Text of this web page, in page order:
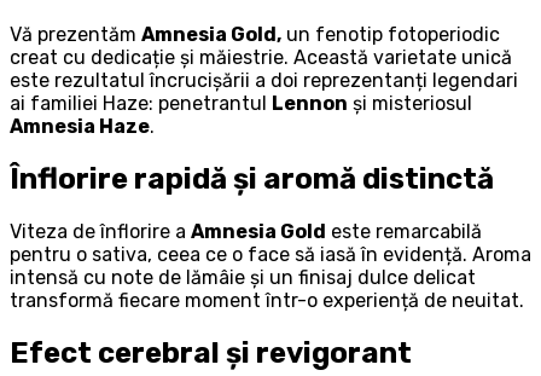
Vă prezentăm Amnesia Gold, un fenotip fotoperiodic
creat cu dedicație și măiestrie. Această varietate unică
este rezultatul încrucișării a doi reprezentanți legendari
ai familiei Haze: penetrantul Lennon și misteriosul
Amnesia Haze.
Înflorire rapidă și aromă distinctă
Viteza de înflorire a Amnesia Gold este remarcabilă
pentru o sativa, ceea ce o face să iasă în evidență. Aroma
intensă cu note de lămâie și un finisaj dulce delicat
transformă fiecare moment într-o experiență de neuitat.
Efect cerebral și revigorant